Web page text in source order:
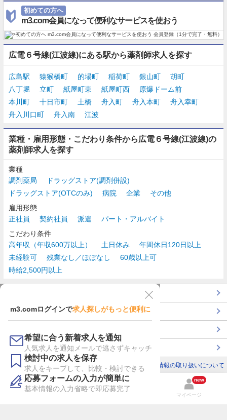
初めての方へ
m3.com会員になって便利なサービスを使おう
広電６号線(江波線)にある駅から薬剤師求人を探す
広島駅 猿猴橋町 的場町 稲荷町 銀山町
胡町
八丁堀
立町 紙屋町東 紙屋町西
原爆ドーム前
本川町
十日市町 土橋 舟入町 舟入本町
舟入幸町
舟入川口町
舟入南 江波
業種・雇用形態・こだわり条件から広電６号線(江波線)の
薬剤師求人を探す
業種
調剤薬局
ドラッグストア(調剤併設)
ドラッグストア(OTCのみ)
病院 企業
その他
雇用形態
正社員
契約社員 派遣
パート・アルバイト
こだわり条件
高年収（年収600万以上）
土日休み
年間休日120日以上
未経験可
残業なし／ほぼなし
60歳以上可
時給2,500円以上
new
マイページ
m3.comログインで求人探しがもっと便利に
希望に合う新着求人を通知
人気求人を通知メールで逃さずキャッチ
検討中の求人を保存
求人をキープして、比較・検討できる
応募フォームの入力が簡単に
基本情報の入力省略で即応募完了
最近チェックした求人一覧
コンサルタントに転職相談
利用規約 個人情報の取り扱いについて